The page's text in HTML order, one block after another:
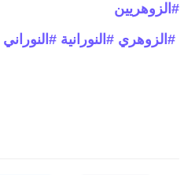
#الزوهريين
#الزوهري #النورانية #النوراني